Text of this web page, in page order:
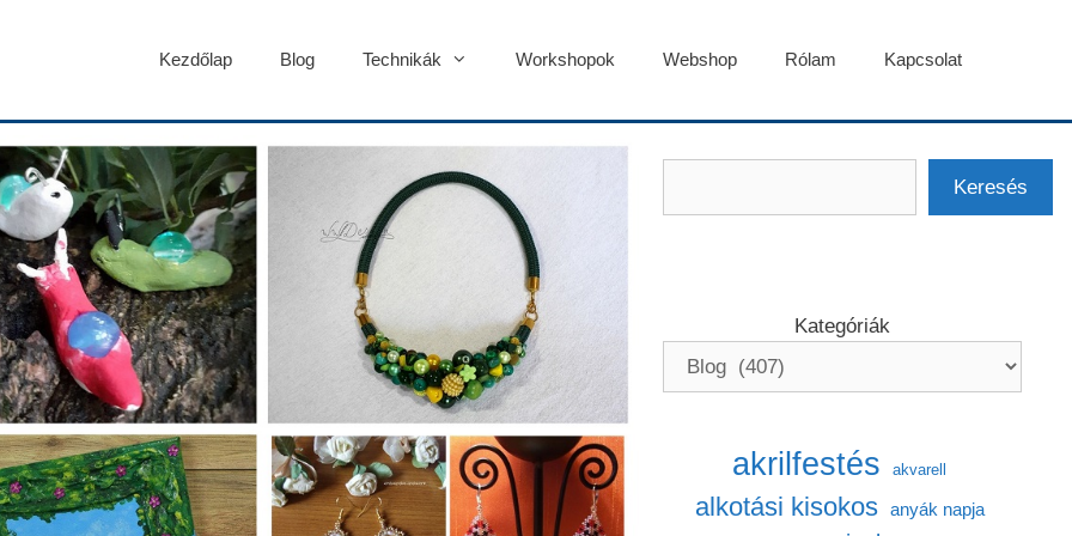
Kezdőlap Blog Technikák Workshopok Webshop Rólam Kapcsolat
Keresés
Kategóriák
akrilfestés akvarell
alkotási kisokos anyák napja